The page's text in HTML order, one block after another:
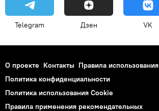
Telegram Дзен VK
О проекте Контакты Правила использования
Политика конфиденциальности
Политика использования Cookie
Правила применения рекомендательных